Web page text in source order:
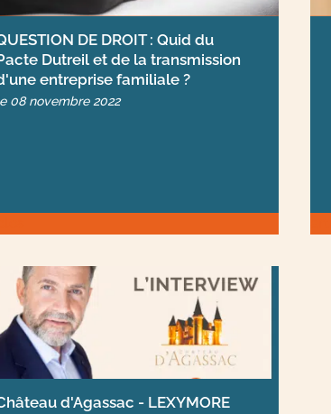
DE DROIT : Quid du
Dutreil et de la transmission
entreprise familiale ?
08 novembre 2022
d'Agassac - LEXYMORE